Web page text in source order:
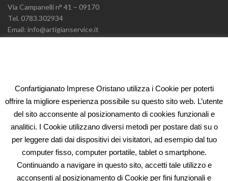
Via Campanelli n° 41 – 09170
Tel. 0783.302934
Email: info@artigianservice.it
ELEONORA FIDI
Oristano (OR)
Tel. 0783.302934
Email: fidi@artigianservice.it
PEC: eleonorafidi@pec.it
P.IVA: 00720010958
Confartigianato Imprese Oristano utilizza i Cookie per poterti
offrire la migliore esperienza possibile su questo sito web. L’utente
del sito acconsente al posizionamento di cookies funzionali e
analitici. I Cookie utilizzano diversi metodi per postare dati su o
per leggere dati dai dispositivi dei visitatori, ad esempio dal tuo
computer fisso, computer portatile, tablet o smartphone.
Continuando a navigare in questo sito, accetti tale utilizzo e
acconsenti al posizionamento di Cookie per fini funzionali e